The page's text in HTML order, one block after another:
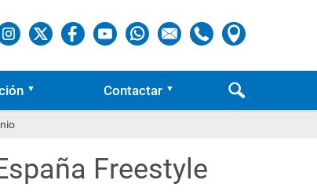
Contactar
Freestyle